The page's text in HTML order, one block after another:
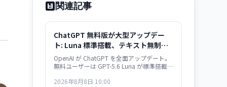
関連記事
ChatGPT 無料版が大型アップデー
ト: Luna 標準搭載、テキスト無制
限、Think ボタン完全解説
OpenAI が ChatGPT を全面アップデート。
無料ユーザーは GPT-5.6 Luna が標準搭載と
ーザーには推論深度スライダーを備えた強
2026年8月8日 10:00